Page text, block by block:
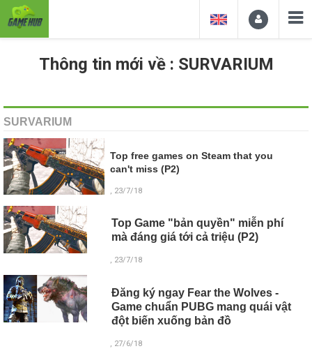
Thông tin mới về : SURVARIUM
SURVARIUM
Top free games on Steam that you
can't miss (P2)
, 23/7/18
Top Game "bản quyền" miễn phí
mà đáng giá tới cả triệu (P2)
, 23/7/18
Đăng ký ngay Fear the Wolves -
Game chuẩn PUBG mang quái vật
đột biến xuống bản đồ
, 27/6/18